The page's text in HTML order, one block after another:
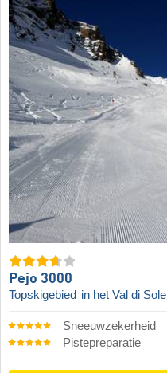
Pejo 3000
Topskigebied in het Val di Sole
Sneeuwzekerheid
Pistepreparatie